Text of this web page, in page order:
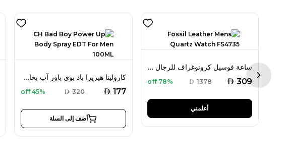
كارولينا هيريرا باد بوي باور آب بخاخ للجسم أو دو تواليت 100 مل للرجال
AED 177
AED 320
45% off
أضف إلى السلة
ساعة فوسيل كرونوغراف للرجال موديل FS4735
AED 309
AED 1378
78% off
أعلمني
Next